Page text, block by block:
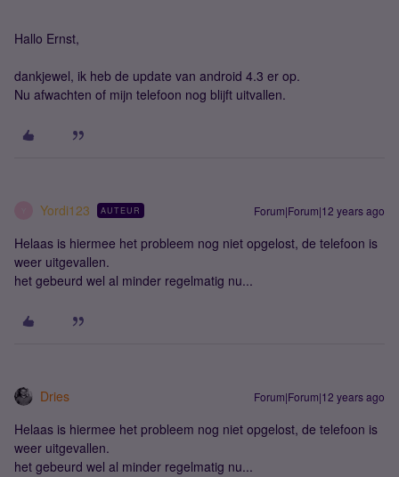
Hallo Ernst,
dankjewel, ik heb de update van android 4.3 er op.
Nu afwachten of mijn telefoon nog blijft uitvallen.
Yordi123 AUTEUR Forum|Forum|12 years ago
Helaas is hiermee het probleem nog niet opgelost, de telefoon is
weer uitgevallen.
het gebeurd wel al minder regelmatig nu...
Dries Forum|Forum|12 years ago
Helaas is hiermee het probleem nog niet opgelost, de telefoon is
weer uitgevallen.
het gebeurd wel al minder regelmatig nu...